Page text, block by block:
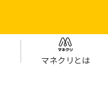
マネクリとは